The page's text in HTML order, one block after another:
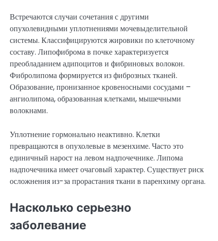
Встречаются случаи сочетания с другими
опухолевидными уплотнениями мочевыделительной
системы. Классифицируются жировики по клеточному
составу. Липофиброма в почке характеризуется
преобладанием адипоцитов и фибриновых волокон.
Фибролипома формируется из фиброзных тканей.
Образование, пронизанное кровеносными сосудами –
ангиолипома, образованная клетками, мышечными
волокнами.
Уплотнение гормонально неактивно. Клетки
превращаются в опухолевые в мезенхиме. Часто это
единичный нарост на левом надпочечнике. Липома
надпочечника имеет очаговый характер. Существует риск
осложнения из-за прорастания ткани в паренхиму органа.
Насколько серьезно
заболевание